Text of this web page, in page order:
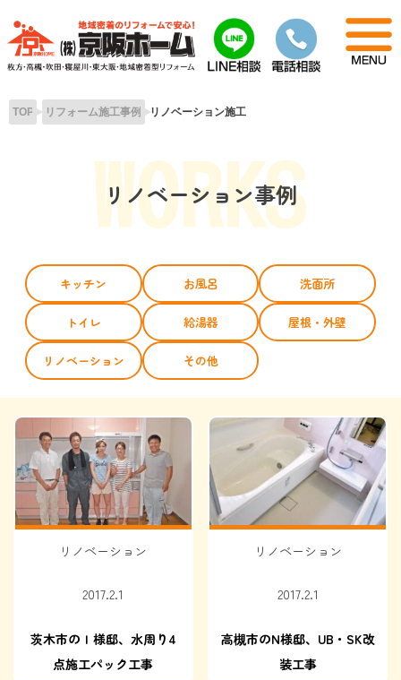
content
TOP リフォーム施工事例 リノベーション施工
リノベーション事例
キッチン お風呂 洗面所
トイレ 給湯器 屋根・外壁
リノベーション その他
リノベーション
2017.2.1
茨木市のＩ様邸、水周り4
点施工パック工事
リノベーション
2017.2.1
高槻市のN様邸、UB・SK改
装工事